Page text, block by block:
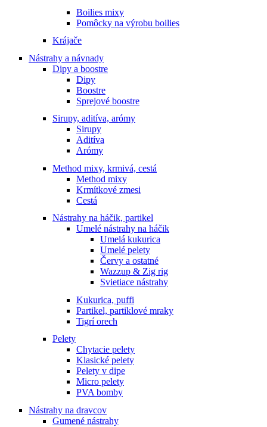
Boilies mixy
Pomôcky na výrobu boilies
Krájače
Nástrahy a návnady
Dipy a boostre
Dipy
Boostre
Sprejové boostre
Sirupy, aditíva, arómy
Sirupy
Aditíva
Arómy
Method mixy, krmivá, cestá
Method mixy
Krmítkové zmesi
Cestá
Nástrahy na háčik, partikel
Umelé nástrahy na háčik
Umelá kukurica
Umelé pelety
Červy a ostatné
Wazzup & Zig rig
Svietiace nástrahy
Kukurica, puffi
Partikel, partiklové mraky
Tigrí orech
Pelety
Chytacie pelety
Klasické pelety
Pelety v dipe
Micro pelety
PVA bomby
Nástrahy na dravcov
Gumené nástrahy